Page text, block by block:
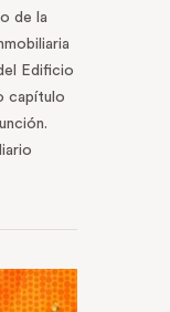
de la
Edificio
capítulo